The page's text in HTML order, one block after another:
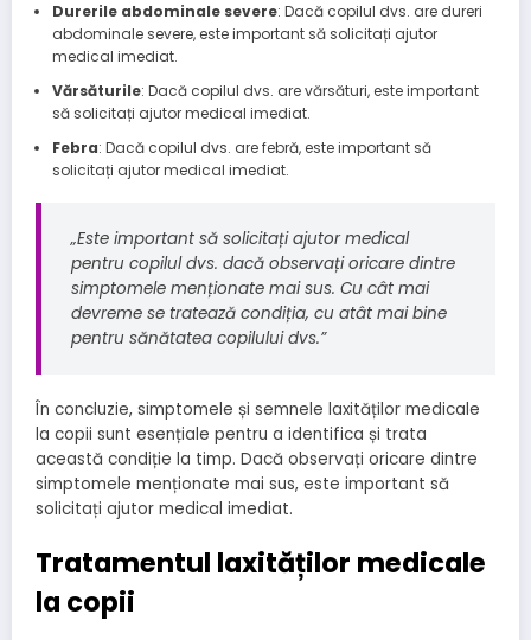
Durerile abdominale severe: Dacă copilul dvs. are dureri
abdominale severe, este important să solicitați ajutor
medical imediat.
Vărsăturile: Dacă copilul dvs. are vărsături, este important
să solicitați ajutor medical imediat.
Febra: Dacă copilul dvs. are febră, este important să
solicitați ajutor medical imediat.
„Este important să solicitați ajutor medical
pentru copilul dvs. dacă observați oricare dintre
simptomele menționate mai sus. Cu cât mai
devreme se tratează condiția, cu atât mai bine
pentru sănătatea copilului dvs.”
În concluzie, simptomele și semnele laxităților medicale
la copii sunt esențiale pentru a identifica și trata
această condiție la timp. Dacă observați oricare dintre
simptomele menționate mai sus, este important să
solicitați ajutor medical imediat.
Tratamentul laxităților medicale
la copii